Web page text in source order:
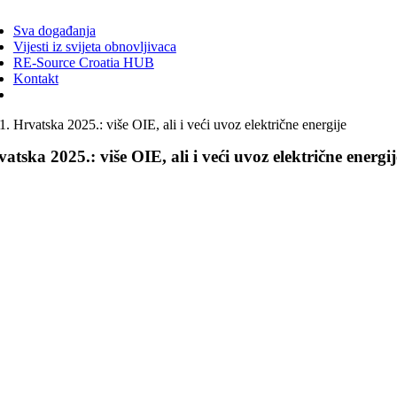
Sva događanja
Vijesti iz svijeta obnovljivaca
RE-Source Croatia HUB
Kontakt
Hrvatska 2025.: više OIE, ali i veći uvoz električne energije
2025.: više OIE, ali i veći uvoz električne